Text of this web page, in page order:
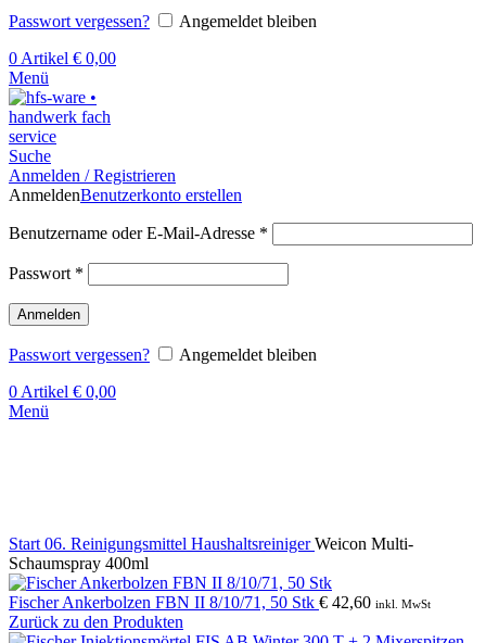
Passwort vergessen?
Angemeldet bleiben
0 Artikel € 0,00
Menü
Suche
Anmelden / Registrieren
AnmeldenBenutzerkonto erstellen
Benutzername oder E-Mail-Adresse *
Passwort *
Anmelden
Passwort vergessen?
Angemeldet bleiben
0 Artikel € 0,00
Menü
Start 06. Reinigungsmittel HaushaltsreinigerWeicon Multi-
Schaumspray 400ml
Fischer Ankerbolzen FBN II 8/10/71, 50 Stk € 42,60 inkl. MwSt
Zurück zu den Produkten